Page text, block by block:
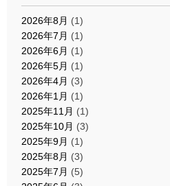
2026年8月 (1)
2026年7月 (1)
2026年6月 (1)
2026年5月 (1)
2026年4月 (3)
2026年1月 (1)
2025年11月 (1)
2025年10月 (3)
2025年9月 (1)
2025年8月 (3)
2025年7月 (5)